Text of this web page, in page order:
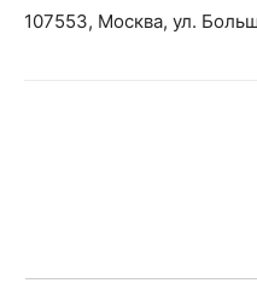
107553, Москва, ул.